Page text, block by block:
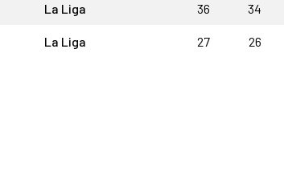
La Liga 36 34
La Liga 27 26